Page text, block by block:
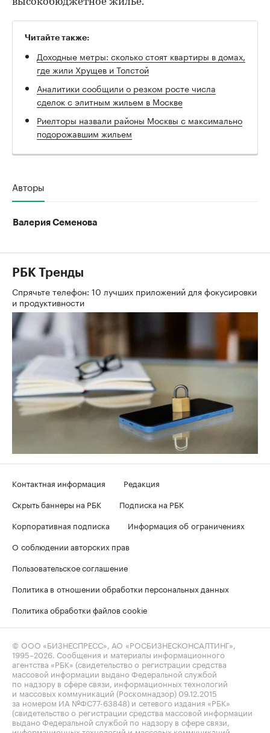
Читайте также:
Доходные метры: сколько стоят квартиры в домах,
где жили Хрущев и Толстой
Аналитики сообщили о резком росте числа
сделок с элитным жильем в Москве
Риелторы назвали районы Москвы с максимально
подорожавшим жильем
Авторы
Валерия Семенова
РБК Тренды
Спрячьте телефон: 10 лучших приложений для фокусировки
и продуктивности
Контактная информация
Редакция
Скрыть баннеры на РБК
Подписка на РБК
Корпоративная подписка
Информация об ограничениях
О соблюдении авторских прав
Пользовательское соглашение
Политика в отношении обработки персональных данных
Политика обработки файлов cookie
© ООО «БИЗНЕСПРЕСС», АО «РОСБИЗНЕСКОНСАЛТИНГ»,
1995–2026 . Сообщения и материалы информационного
агентства «РБК» (свидетельство о регистрации средства
массовой информации выдано Федеральной службой
по надзору в сфере связи, информационных технологий
и массовых коммуникаций (Роскомнадзор) 09.12.2015
за номером ИА №ФС77-63848) и сетевого издания «РБК»
(свидетельство о регистрации средства массовой информации
выдано Федеральной службой по надзору в сфере связи,